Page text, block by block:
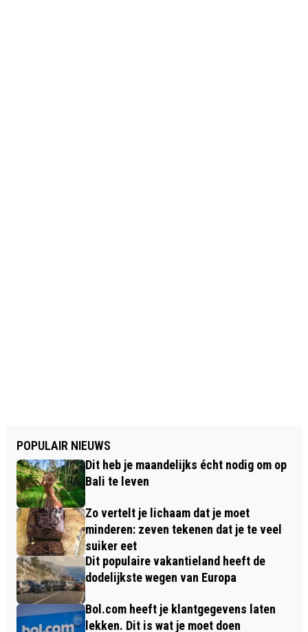
POPULAIR NIEUWS
Dit heb je maandelijks écht nodig om op
Bali te leven
Zo vertelt je lichaam dat je moet
minderen: zeven tekenen dat je te veel
suiker eet
Dit populaire vakantieland heeft de
dodelijkste wegen van Europa
Bol.com heeft je klantgegevens laten
lekken. Dit is wat je moet doen